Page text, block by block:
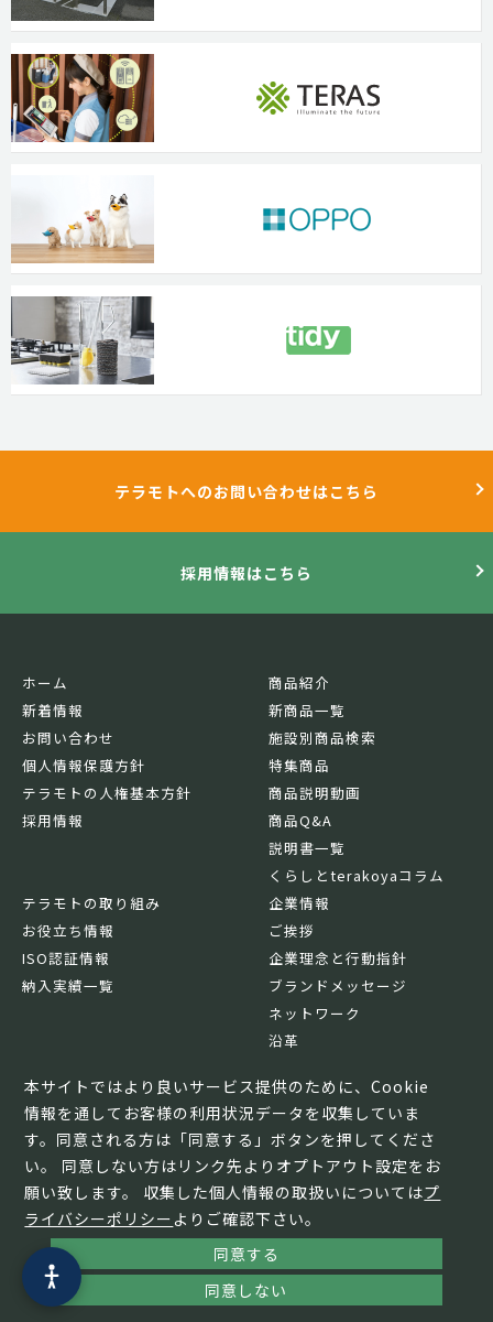
本サイトではより良いサービス提供のために、Cookie
情報を通してお客様の利用状況データを収集していま
す。同意される方は「同意する」ボタンを押してくださ
い。 同意しない方はリンク先よりオプトアウト設定をお
願い致します。 収集した個人情報の取扱いについてはプ
ライバシーポリシー よりご確認下さい。
同意する
同意しない
テラモトへのお問い合わせはこちら
採用情報はこちら
ホーム
新着情報
お問い合わせ
個人情報保護方針
テラモトの人権基本方針
採用情報
商品紹介
新商品一覧
施設別商品検索
特集商品
商品説明動画
商品Q&A
説明書一覧
くらしとterakoyaコラム
テラモトの取り組み
お役立ち情報
ISO認証情報
納入実績一覧
企業情報
ご挨拶
企業理念と行動指針
ブランドメッセージ
ネットワーク
沿革
© TERAMOTO All Rights Reserved.